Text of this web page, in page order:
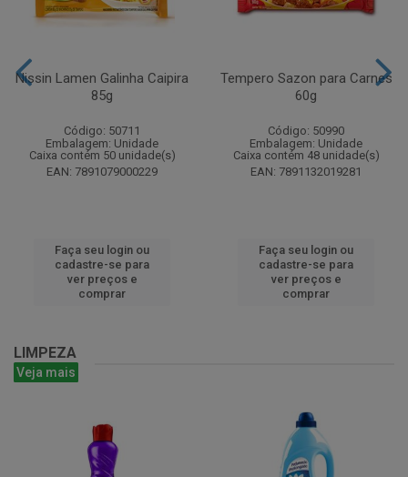
Nissin Lamen Galinha Caipira
85g
Código: 50711
Embalagem: Unidade
Caixa contém 50 unidade(s)
EAN: 7891079000229
Faça seu login ou
cadastre-se para
ver preços e
comprar
Tempero Sazon para Carnes
60g
Código: 50990
Embalagem: Unidade
Caixa contém 48 unidade(s)
EAN: 7891132019281
Faça seu login ou
cadastre-se para
ver preços e
comprar
LIMPEZA
Veja mais